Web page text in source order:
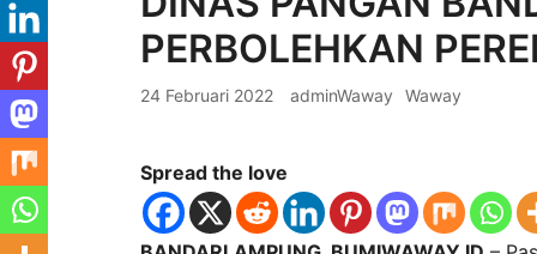
PERBOLEHKAN
24 Februari 2022 adminWaway Waway
Spread the love